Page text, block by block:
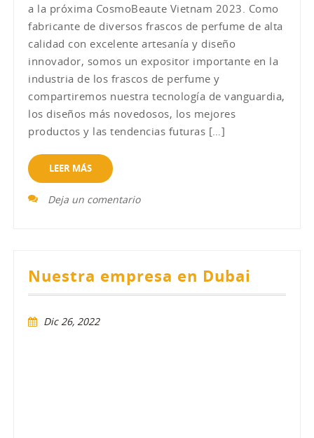
a la próxima CosmoBeaute Vietnam 2023. Como
fabricante de diversos frascos de perfume de alta
calidad con excelente artesanía y diseño
innovador, somos un expositor importante en la
industria de los frascos de perfume y
compartiremos nuestra tecnología de vanguardia,
los diseños más novedosos, los mejores
productos y las tendencias futuras […]
LEER MÁS
Deja un comentario
Nuestra empresa en Dubai
Dic 26, 2022